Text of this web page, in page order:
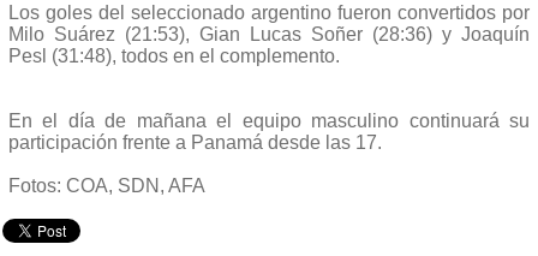
Los goles del seleccionado argentino fueron convertidos por
Milo Suárez (21:53), Gian Lucas Soñer (28:36) y Joaquín
Pesl (31:48), todos en el complemento.
En el día de mañana el equipo masculino continuará su
participación frente a Panamá desde las 17.
Fotos: COA, SDN, AFA